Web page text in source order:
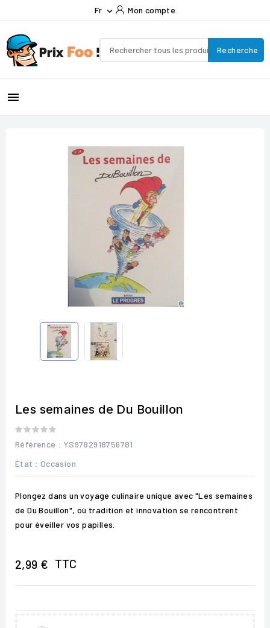
Fr  Mon compte
Recherche

Les semaines de Du Bouillon
Référence : YS9782918756781
État : Occasion
Plongez dans un voyage culinaire unique avec "Les semaines
de Du Bouillon", où tradition et innovation se rencontrent
pour éveiller vos papilles.
2,99 € TTC